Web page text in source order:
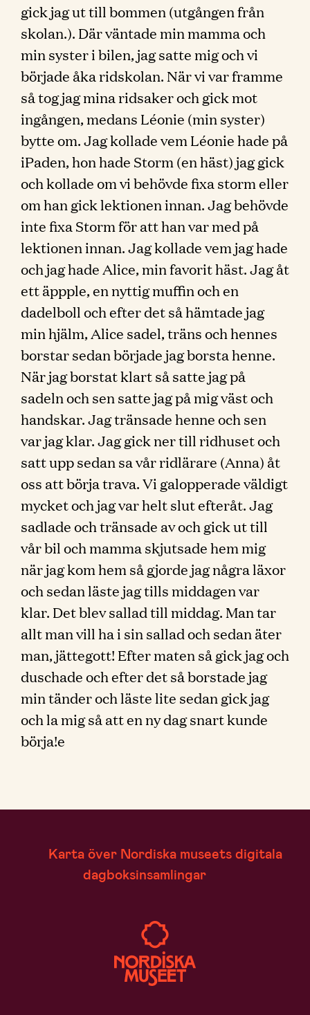
gick jag ut till bommen (utgången från
skolan.). Där väntade min mamma och
min syster i bilen, jag satte mig och vi
började åka ridskolan. När vi var framme
så tog jag mina ridsaker och gick mot
ingången, medans Léonie (min syster)
bytte om. Jag kollade vem Léonie hade på
iPaden, hon hade Storm (en häst) jag gick
och kollade om vi behövde fixa storm eller
om han gick lektionen innan. Jag behövde
inte fixa Storm för att han var med på
lektionen innan. Jag kollade vem jag hade
och jag hade Alice, min favorit häst. Jag åt
ett äppple, en nyttig muffin och en
dadelboll och efter det så hämtade jag
min hjälm, Alice sadel, träns och hennes
borstar sedan började jag borsta henne.
När jag borstat klart så satte jag på
sadeln och sen satte jag på mig väst och
handskar. Jag tränsade henne och sen
var jag klar. Jag gick ner till ridhuset och
satt upp sedan sa vår ridlärare (Anna) åt
oss att börja trava. Vi galopperade väldigt
mycket och jag var helt slut efteråt. Jag
sadlade och tränsade av och gick ut till
vår bil och mamma skjutsade hem mig
när jag kom hem så gjorde jag några läxor
och sedan läste jag tills middagen var
klar. Det blev sallad till middag. Man tar
allt man vill ha i sin sallad och sedan äter
man, jättegott! Efter maten så gick jag och
duschade och efter det så borstade jag
min tänder och läste lite sedan gick jag
och la mig så att en ny dag snart kunde
börja!e
Karta över Nordiska museets digitala
dagboksinsamlingar